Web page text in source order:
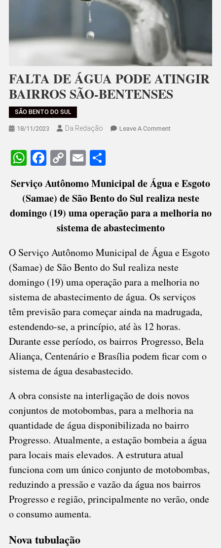
FALTA DE ÁGUA PODE ATINGIR
BAIRROS SÃO-BENTENSES
SÃO BENTO DO SUL
18/11/2023 Da Redação Leave A CommentOn
ATINGIR
BAIRROS
BENTENSES
WhatsApp
Facebook
CopyEmailShare
Serviço Autônomo Municipal de Água e Esgoto
(Samae) de São Bento do Sul realiza neste
domingo (19) uma operação para a melhoria no
sistema de abastecimento
O Serviço Autônomo Municipal de Água e Esgoto
(Samae) de São Bento do Sul realiza neste
domingo (19) uma operação para a melhoria no
sistema de abastecimento de água. Os serviços
têm previsão para começar ainda na madrugada,
estendendo-se, a princípio, até às 12 horas.
Durante esse período, os bairros Progresso, Bela
Aliança, Centenário e Brasília podem ficar com o
sistema de água desabastecido.
A obra consiste na interligação de dois novos
conjuntos de motobombas, para a melhoria na
quantidade de água disponibilizada no bairro
Progresso. Atualmente, a estação bombeia a água
para locais mais elevados. A estrutura atual
funciona com um único conjunto de motobombas,
reduzindo a pressão e vazão da água nos bairros
Progresso e região, principalmente no verão, onde
o consumo aumenta.
Nova tubulação